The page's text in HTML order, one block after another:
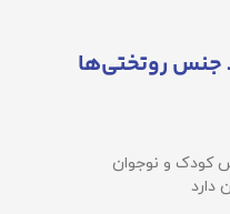
جنس روتختی‌ها
کودک و نوجوان